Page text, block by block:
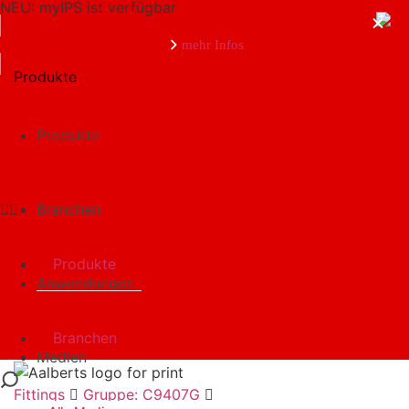
NEU: myIPS ist verfügbar
mehr Infos
Produkte
Branchen
Anwendungen
Medien
Produkte
Branchen
Produkte
Fittings Gruppe: C9407G